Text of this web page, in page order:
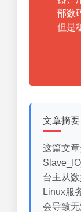
部数
但是
文章摘要
这篇文
台主从
Linux服
会导致